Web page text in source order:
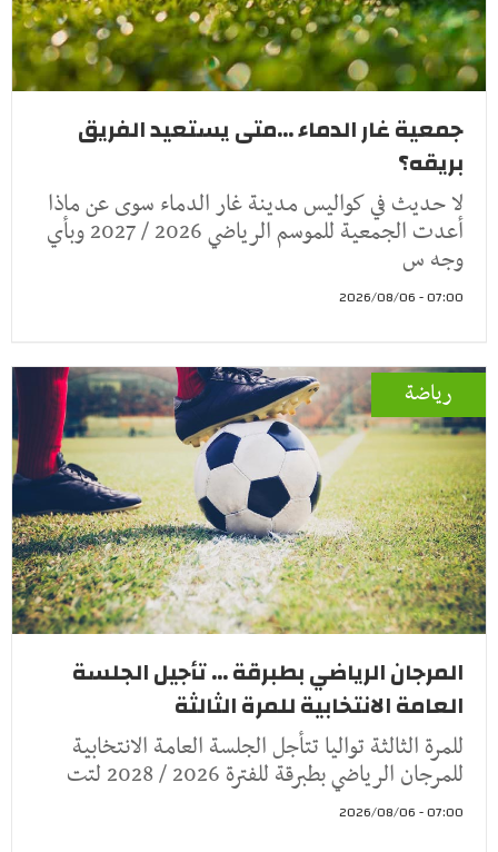
جمعية غار الدماء ...متى يستعيد الفريق
بريقه؟
لا حديث في كواليس مدينة غار الدماء سوى عن ماذا
أعدت الجمعية للموسم الرياضي 2026 / 2027 وبأي
وجه س
07:00 - 2026/08/06
رياضة
المرجان الرياضي بطبرقة ... تأجيل الجلسة
العامة الانتخابية للمرة الثالثة
للمرة الثالثة تواليا تتأجل الجلسة العامة الانتخابية
للمرجان الرياضي بطبرقة للفترة 2026 / 2028 لتت
07:00 - 2026/08/06